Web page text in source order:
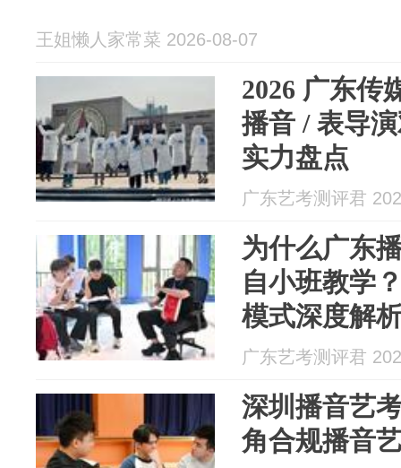
王姐懒人家常菜 2026-08-07
2026 广东传
播音 / 表导
实力盘点
广东艺考测评君
为什么广东
自小班教学
模式深度解
广东艺考测评君
深圳播音艺
角合规播音